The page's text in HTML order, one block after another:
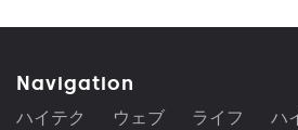
Navigation
ハイテク ウェブ ライフ ハ